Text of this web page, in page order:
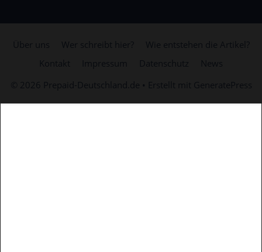
Über uns Wer schreibt hier?
Wie entstehen die Artikel?
Kontakt
Impressum Datenschutz
News
© 2026 Prepaid-Deutschland.de • Erstellt mit GeneratePress